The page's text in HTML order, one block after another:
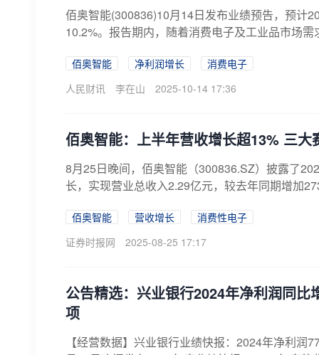
佰奥智能(300836)10月14日发布业绩预告，预
10.2%。报告期内，随着消费电子及工业品市场
佰奥智能 净利润增长
消费电子
人民财讯
李在山 2025-10-14 17:36
佰奥智能：上半年营收增长超13% 三大
8月25日晚间，佰奥智能（300836.SZ）披露了
长，实现营业总收入2.29亿元，较去年同期增加
佰奥智能 营收增长
消费性电子
证券时报网
2025-08-25 17:17
公告精选：兴业银行2024年净利润同
项
【经营数据】兴业银行业绩快报：2024年净利